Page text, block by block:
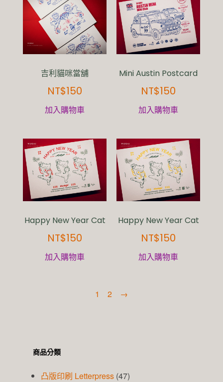
吉利貓咪當舖
NT$150
加入購物車
Mini Austin Postcard
NT$150
加入購物車
Happy New Year Cat
NT$150
加入購物車
Happy New Year Cat
NT$150
加入購物車
1 2 →
商品分類
凸版印刷 Letterpress (47)